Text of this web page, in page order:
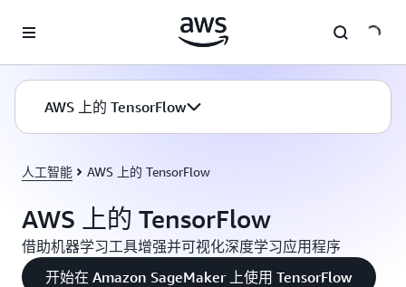
AWS 上的 TensorFlow
人工智能 AWS 上的 TensorFlow
AWS 上的 TensorFlow
借助机器学习工具增强并可视化深度学习应用程序
开始在 Amazon SageMaker 上使用 TensorFlow